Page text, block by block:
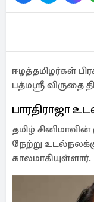
ஈழத்தமிழர்கள்
பத்மஸ்ரீ விருதை
பாரதிராஜா
தமிழ்
நேற்று
காலமாகியுள்ளார்.